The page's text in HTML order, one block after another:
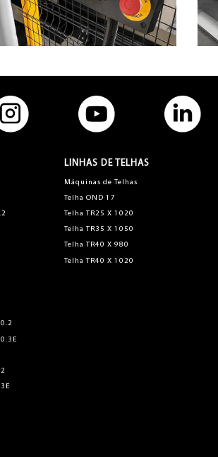
LINHAS DE TELHAS
Máquinas de Telhas
Telha OND 17
Telha TR25 X 1020
Telha TR35 X 1050
Telha TR40 X 980
Telha TR40 X 1020